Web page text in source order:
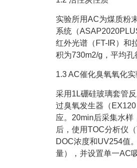
实验所用AC为煤质粉
系统（
红外光谱（FT-IR）和
积为730m2/g，平均孔
1.3 AC催化臭氧氧化实
采用1L硼硅玻璃套管
过臭氧发生器（
应。20min后采集水样
后，使用TOC分析仪
DOC浓度和UV254值
量），并设置单一AC